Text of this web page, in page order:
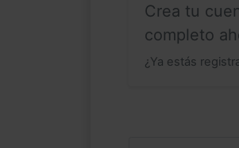
Crea tu
completo
¿Ya estás